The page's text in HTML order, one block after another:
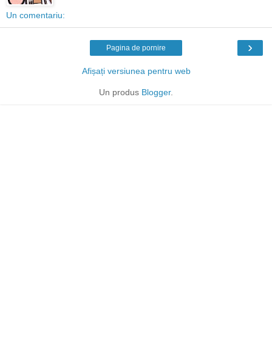
Un comentariu:
›
Pagina de pornire
Afișați versiunea pentru web
Un produs Blogger.